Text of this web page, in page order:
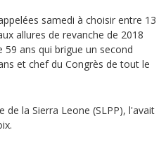
samedi à choisir entre 13
allures de revanche de 2018
ans qui brigue un second
et chef du Congrès de tout le
de la Sierra Leone (SLPP), l'avait